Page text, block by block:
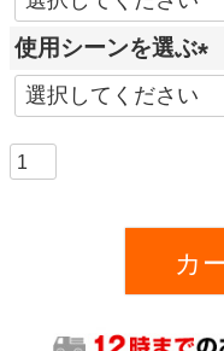
必
須
)
使用シーンを選ぶ
必
カ